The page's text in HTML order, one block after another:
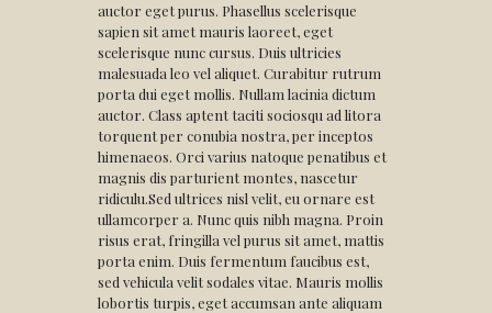
auctor eget purus. Phasellus scelerisque
sapien sit amet mauris laoreet, eget
scelerisque nunc cursus. Duis ultricies
malesuada leo vel aliquet. Curabitur rutrum
porta dui eget mollis. Nullam lacinia dictum
auctor. Class aptent taciti sociosqu ad litora
torquent per conubia nostra, per inceptos
himenaeos. Orci varius natoque penatibus et
magnis dis parturient montes, nascetur
ridiculu.Sed ultrices nisl velit, eu ornare est
ullamcorper a. Nunc quis nibh magna. Proin
risus erat, fringilla vel purus sit amet, mattis
porta enim. Duis fermentum faucibus est,
sed vehicula velit sodales vitae. Mauris mollis
lobortis turpis, eget accumsan ante aliquam